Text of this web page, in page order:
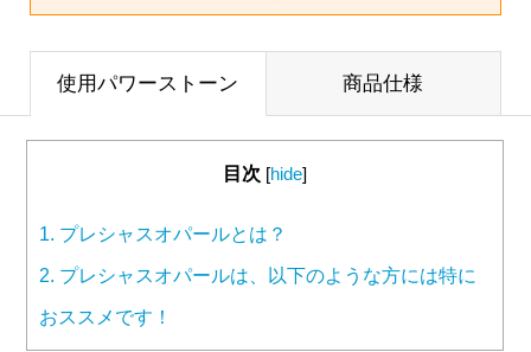
使用パワーストーン 商品仕様
目次 [hide]
1. プレシャスオパールとは？
2. プレシャスオパールは、以下のような方には特に
おススメです！